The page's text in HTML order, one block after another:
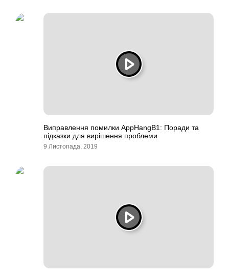
Виправлення помилки AppHangB1: Поради та
підказки для вирішення проблеми
9 Листопада, 2019